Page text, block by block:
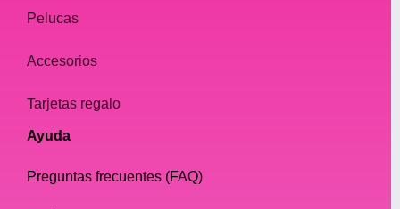
Pelucas
Accesorios
Tarjetas regalo
Ayuda
Preguntas frecuentes (FAQ)